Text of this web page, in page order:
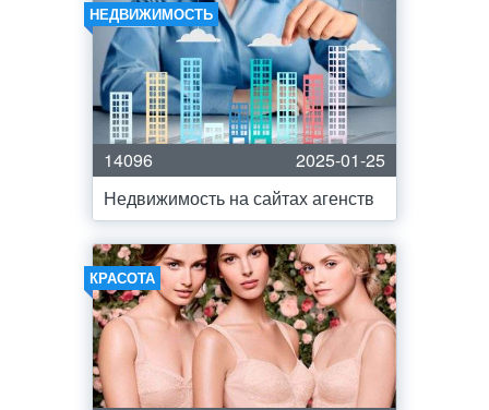
НЕДВИЖИМОСТЬ
14096
2025-01-25
Недвижимость на сайтах агенств
КРАСОТА